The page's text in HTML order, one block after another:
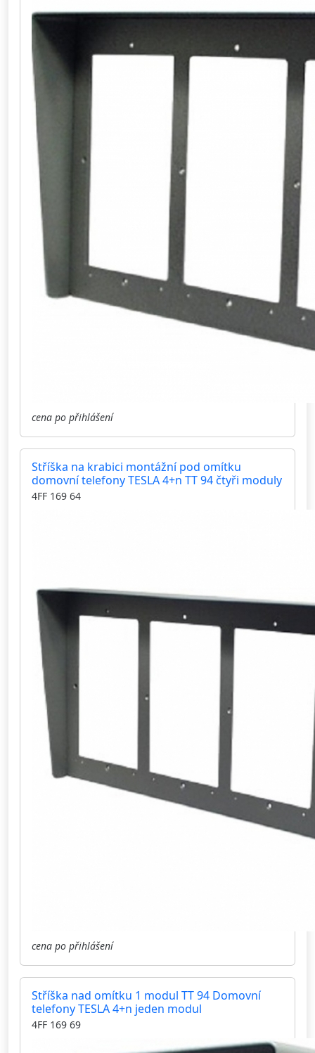
cena po přihlášení
Stříška na krabici montážní pod omítku
domovní telefony TESLA 4+n TT 94 čtyři moduly
4FF 169 64
cena po přihlášení
Stříška nad omítku 1 modul TT 94 Domovní
telefony TESLA 4+n jeden modul
4FF 169 69